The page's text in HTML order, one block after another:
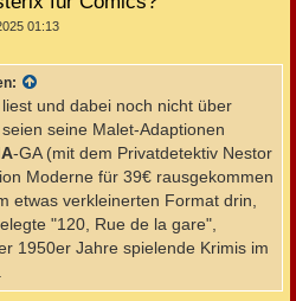
01:13
und dabei noch nicht über
seine Malet-Adaptionen
-GA (mit dem Privatdetektiv Nestor
Moderne für 39€ rausgekommen
etwas verkleinerten Format drin,
"120, Rue de la gare",
1950er Jahre spielende Krimis im